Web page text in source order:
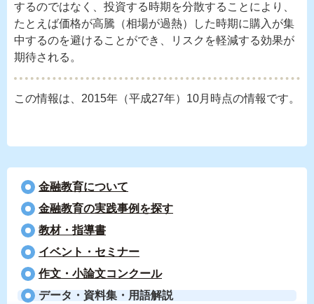
するのではなく、投資する時期を分散することにより、
たとえば価格が高騰（相場が過熱）した時期に購入が集
中するのを避けることができ、リスクを軽減する効果が
期待される。
この情報は、2015年（平成27年）10月時点の情報です。
金融教育について
⾦融教育の実践事例を探す
教材・指導書
イベント・セミナー
作文・小論文コンクール
データ・資料集・用語解説